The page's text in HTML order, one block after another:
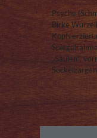
Psyche
Birke
„Säulen“,